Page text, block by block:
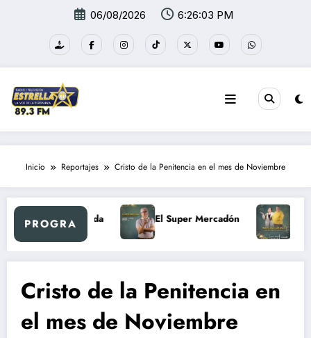
06/08/2026 6:26:04 PM
Inicio Reportajes Cristo de la Penitencia en el mes de Noviembre
PROGRA
la Vida El Super Mercadón Nuevo Día con
Cristo de la Penitencia en
el mes de Noviembre